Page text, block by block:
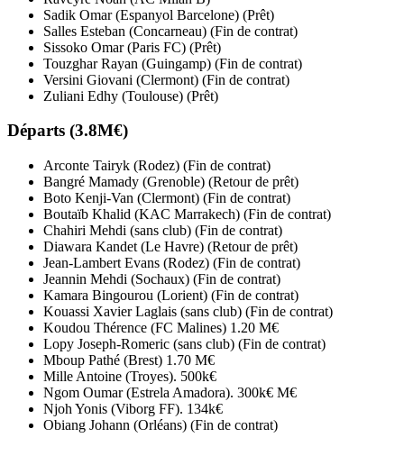
Sadik Omar (Espanyol Barcelone) (Prêt)
Salles Esteban (Concarneau) (Fin de contrat)
Sissoko Omar (Paris FC) (Prêt)
Touzghar Rayan (Guingamp) (Fin de contrat)
Versini Giovani (Clermont) (Fin de contrat)
Zuliani Edhy (Toulouse) (Prêt)
Départs (3.8M€)
Arconte Tairyk (Rodez) (Fin de contrat)
Bangré Mamady (Grenoble) (Retour de prêt)
Boto Kenji-Van (Clermont) (Fin de contrat)
Boutaïb Khalid (KAC Marrakech) (Fin de contrat)
Chahiri Mehdi (sans club) (Fin de contrat)
Diawara Kandet (Le Havre) (Retour de prêt)
Jean-Lambert Evans (Rodez) (Fin de contrat)
Jeannin Mehdi (Sochaux) (Fin de contrat)
Kamara Bingourou (Lorient) (Fin de contrat)
Kouassi Xavier Laglais (sans club) (Fin de contrat)
Koudou Thérence (FC Malines) 1.20 M€
Lopy Joseph-Romeric (sans club) (Fin de contrat)
Mboup Pathé (Brest) 1.70 M€
Mille Antoine (Troyes). 500k€
Ngom Oumar (Estrela Amadora). 300k€ M€
Njoh Yonis (Viborg FF). 134k€
Obiang Johann (Orléans) (Fin de contrat)